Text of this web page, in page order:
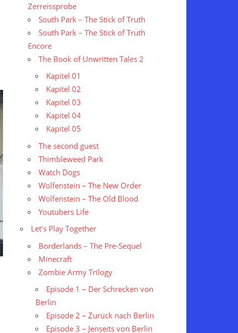
Zerreissprobe
South Park – The Stick of Truth
South Park – The Stick of Truth
Encore
The Book of Unwritten Tales 2
Kapitel 01
Kapitel 02
Kapitel 03
Kapitel 04
Kapitel 05
The second guest
Thimbleweed Park
Watch Dogs
Wolfenstein – The New Order
Wolfenstein – The Old Blood
Youtubers Life
Let's Play Together
Borderlands – The Pre-Sequel
Minecraft
Zombie Army Trilogy
Episode 1 – Der Schrecken von
Berlin
Episode 2 – Zurück nach Berlin
Episode 3 – Jenseits von Berlin